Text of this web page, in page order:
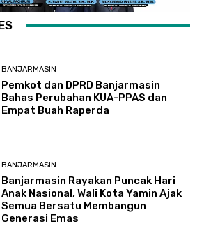
BANJARMASIN
Pemkot dan DPRD Banjarmasin
Bahas Perubahan KUA-PPAS dan
Empat Buah Raperda
BANJARMASIN
Banjarmasin Rayakan Puncak Hari
Anak Nasional, Wali Kota Yamin Ajak
Semua Bersatu Membangun
Generasi Emas